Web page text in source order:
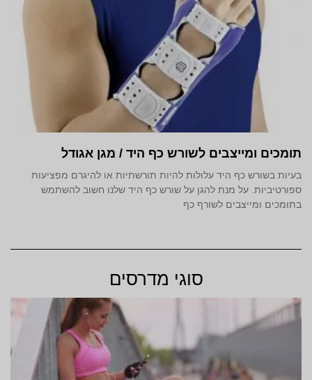
תומכים ומייצבים לשורש כף היד / מגן אגודל
בעיות בשורש כף היד עלולות להיות תורשתיות או להיגרם מפציעות
ספורטיביות. על מנת להגן על שורש כף היד שלנו חשוב להשתמש
בתומכים ומייצבים לשורף כף
סוגי מדרסים